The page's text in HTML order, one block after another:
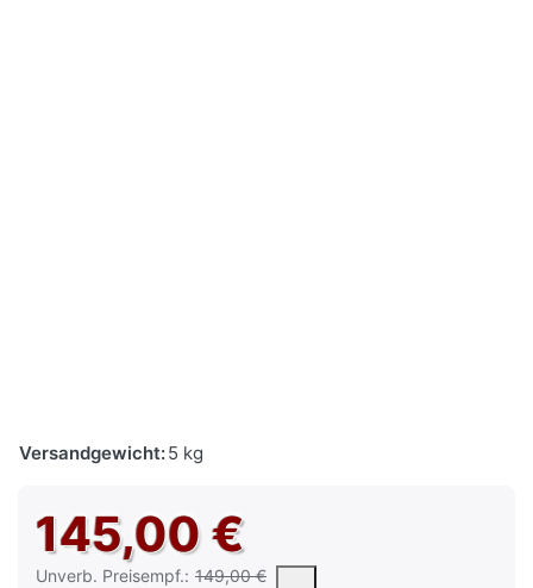
Versandgewicht:5 kg
145,00 €
Unverb. Preisempf.: 149,00 €
Die UVP ist der vorgeschlagene oder empfohlene